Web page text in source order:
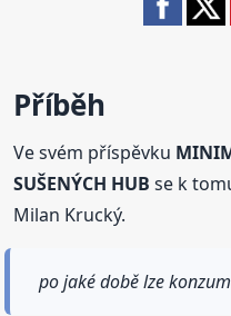
Příběh
Ve svém příspěvku
SUŠENÝCH HUB se k
Milan Krucký.
po jaké době lze